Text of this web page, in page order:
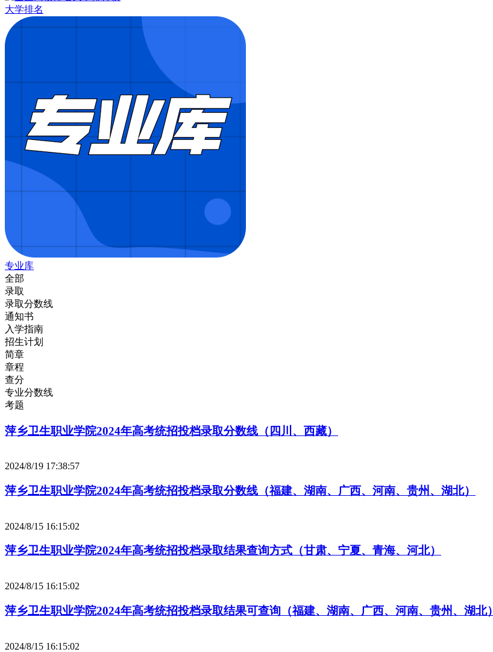
大学排名
专业库
全部
录取
录取分数线
通知书
入学指南
招生计划
简章
章程
查分
专业分数线
考题
萍乡卫生职业学院2024年高考统招投档录取分数线（四川、西藏）
2024/8/19 17:38:57
萍乡卫生职业学院2024年高考统招投档录取分数线（福建、湖南、广西、河南、贵州、湖北）
2024/8/15 16:15:02
萍乡卫生职业学院2024年高考统招投档录取结果查询方式（甘肃、宁夏、青海、河北）
2024/8/15 16:15:02
萍乡卫生职业学院2024年高考统招投档录取结果可查询（福建、湖南、广西、河南、贵州、湖北）
2024/8/15 16:15:02